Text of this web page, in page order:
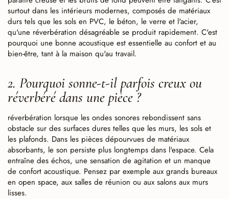
surtout dans les intérieurs modernes, composés de matériaux
durs tels que les sols en PVC, le béton, le verre et l'acier,
qu'une réverbération désagréable se produit rapidement. C'est
pourquoi une bonne acoustique est essentielle au confort et au
bien-être, tant à la maison qu'au travail.
2. Pourquoi sonne-t-il parfois creux ou
réverbéré dans une pièce ?
réverbération lorsque les ondes sonores rebondissent sans
obstacle sur des surfaces dures telles que les murs, les sols et
les plafonds. Dans les pièces dépourvues de matériaux
absorbants, le son persiste plus longtemps dans l'espace. Cela
entraîne des échos, une sensation de agitation et un manque
de confort acoustique. Pensez par exemple aux grands bureaux
en open space, aux salles de réunion ou aux salons aux murs
lisses.